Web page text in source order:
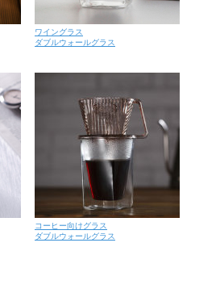
ワイングラス
ダブルウォールグラス
コーヒー向けグラス
ダブルウォールグラス